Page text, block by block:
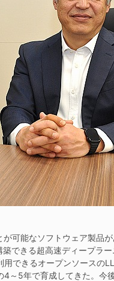
可能なソフトウェア製品
できる超高速ディープラ
できるオープンソースの
～5年で育成してきた。今